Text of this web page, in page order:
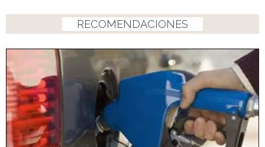
RECOMENDACIONES